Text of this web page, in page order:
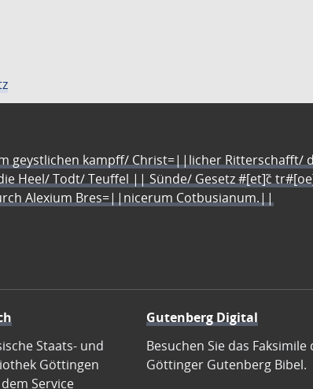
geystlichen kampff/ Christ=||licher Ritterschafft/
Heel/ Todt/ Teuffel || Sünde/ Gesetz #[et]c̃
Alexium Bres=||nicerum Cotbusianum.||
Staats- und
Göttingen
Service
Gutenberg Digital
Besuchen Sie das Faksimile
Göttinger Gutenberg Bibel.